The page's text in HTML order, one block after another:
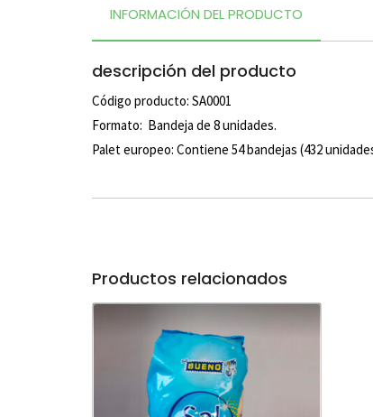
INFORMACIÓN DEL PRODUCTO
descripción del producto
Código producto: SA0001
Formato: Bandeja de 8 unidades.
Palet europeo: Contiene 54 bandejas (432
Productos relacionados